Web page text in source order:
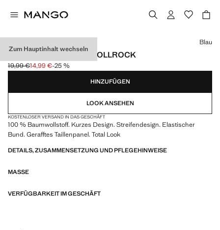
Zum Hauptinhalt wechseln
GESTREIFTER BAUMWOLLROCK
Ausgangspreis durchgestrichen [19,99 € ]
19,99 €
Aktueller Preis [14,99 € ]
14,99 €-25 %
Wählen Sie eine Farbe
Blau
HINZUFÜGEN
LOOK ANSEHEN
KOSTENLOSER VERSAND IN DAS GESCHÄFT
100 % Baumwollstoff. Kurzes Design. Streifendesign. Elastischer
Bund. Gerafftes Taillenpanel. Total Look
DETAILS, ZUSAMMENSETZUNG UND PFLEGEHINWEISE
MASSE
VERFÜGBARKEIT IM GESCHÄFT